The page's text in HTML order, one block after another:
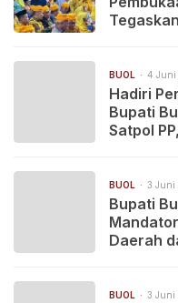
BUOL 4 Juni
Hadiri
Bupati
Satpol
BUOL 3 Juni
Bupati
Daerah
BUOL 3 Juni